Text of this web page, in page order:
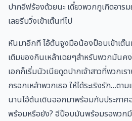
ปากอีฟร้องด้วยนะ เดี๋ยวพวกกูเกิดอาร
เลยรีบวิ่งเข้าเต๊นท์ไป
หันมาอีกที ไอ้ต้นจูงมือน้องป็อบเข้าเต๊
เติมของกินเหล้าเฉยๆสำหรับพวกมัน
เอกก็เริ่มนัวเนียดูดปากเจ้าสาวที่พวกเ
กรอกเหล้าพวกเธอ ให้ได้ระเริงรัก…ต
นานไอ้ต้นเดินออกมาพร้อมกับประกาศ
พร้อมหรือยัง? อีป๊อบมันพร้อมรอพวก